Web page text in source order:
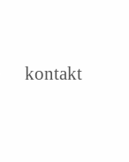
kontakt